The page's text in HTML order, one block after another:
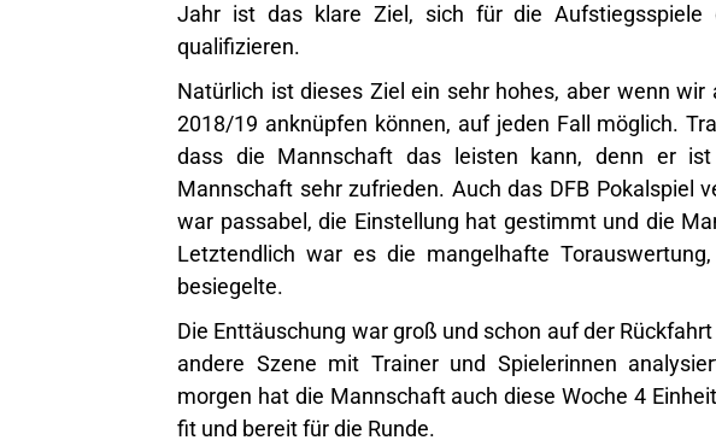
Jahr ist das klare Ziel, sich für die Aufstiegsspiele
qualifizieren.
Natürlich ist dieses Ziel ein sehr hohes, aber wenn wir
2018/19 anknüpfen können, auf jeden Fall möglich.
dass die Mannschaft das leisten kann, denn er
Mannschaft sehr zufrieden. Auch das DFB Pokalspiel
war passabel, die Einstellung hat gestimmt und die
Letztendlich war es die mangelhafte
besiegelte.
Die Enttäuschung war groß und schon auf der
andere Szene mit Trainer und Spielerinnen
morgen hat die Mannschaft auch diese Woche 4
fit und bereit für die Runde.